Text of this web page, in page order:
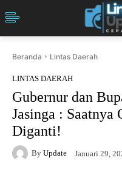
Beranda Lintas Daerah
LINTAS DAERAH
Gubernur dan
Jasinga : Saatnya
Diganti!
By Update Januari 29,